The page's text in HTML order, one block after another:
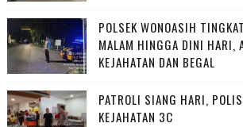
POLSEK WONOASIH
MALAM HINGGA DINI HARI,
KEJAHATAN DAN BEGAL
PATROLI SIANG HARI,
KEJAHATAN 3C